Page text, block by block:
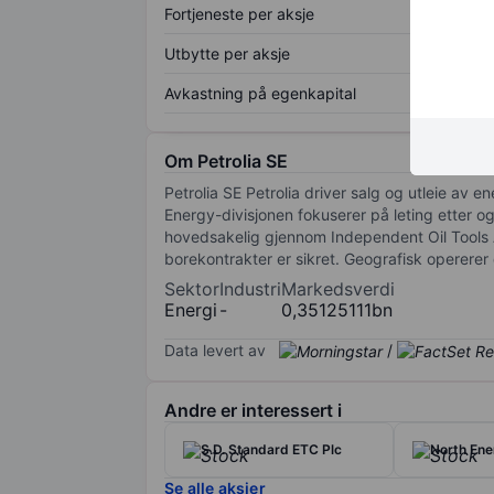
Fortjeneste per aksje
Utbytte per aksje
Avkastning på egenkapital
Om Petrolia SE
Petrolia SE Petrolia driver salg og utleie av
Energy-divisjonen fokuserer på leting etter
hovedsakelig gjennom Independent Oil
borekontrakter er sikret. Geografisk
Sektor
Energi
Industri
-
Markedsverdi
0,35125111bn
Data levert av /
Andre er interessert i
S.D. Standard ETC Plc North
Se alle aksjer